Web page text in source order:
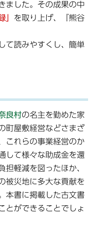
ました。その成果の中
」 を取り上げ、『熊谷
て読みやすくし、簡単
良村の名主を勤めた家
町屋敷経営などさまざ
これらの事業経営のか
して様々な助成金を還
担軽減を図ったほか、
被災地に多大な貢献を
本書に掲載した古文書
とができることでしょ